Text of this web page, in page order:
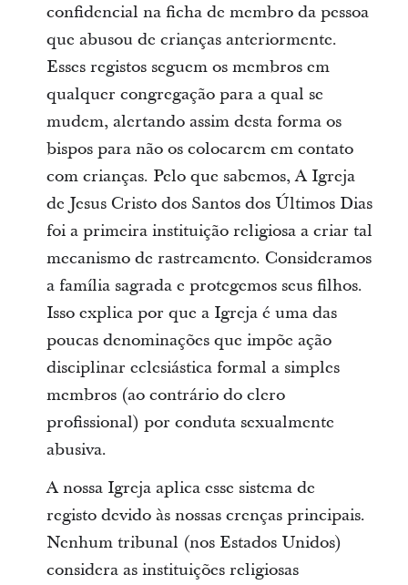
confidencial na ficha de membro da pessoa
que abusou de crianças anteriormente.
Esses registos seguem os membros em
qualquer congregação para a qual se
mudem, alertando assim desta forma os
bispos para não os colocarem em contato
com crianças. Pelo que sabemos, A Igreja
de Jesus Cristo dos Santos dos Últimos Dias
foi a primeira instituição religiosa a criar tal
mecanismo de rastreamento. Consideramos
a família sagrada e protegemos seus filhos.
Isso explica por que a Igreja é uma das
poucas denominações que impõe ação
disciplinar eclesiástica formal a simples
membros (ao contrário do clero
profissional) por conduta sexualmente
abusiva.
A nossa Igreja aplica esse sistema de
registo devido às nossas crenças principais.
Nenhum tribunal (nos Estados Unidos)
considera as instituições religiosas